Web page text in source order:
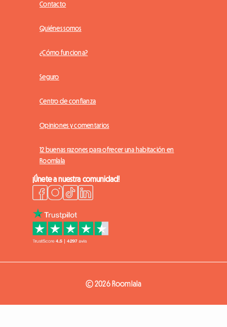
Contacto
Quiénes somos
¿Cómo funciona?
Seguro
Centro de confianza
Opiniones y comentarios
12 buenas razones para ofrecer una habitación en
Roomlala
¡Únete a nuestra comunidad!
© 2026 Roomlala